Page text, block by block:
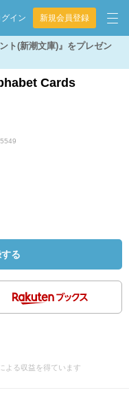
グイン 新規会員登録
ト(新潮文庫)』をプレゼン
Cards
る
よる収益を得ています